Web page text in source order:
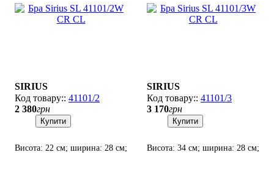
SIRIUS
41101/2
2 380грн
Купити
Висота: 22 см; ширина: 28 см;
SIRIUS
41101/3
3 170грн
Купити
Висота: 34 см; ширина: 28 см;